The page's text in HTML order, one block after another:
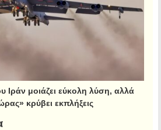
Ιράν μοιάζει εύκολη λύση, αλλά
κρύβει εκπλήξεις